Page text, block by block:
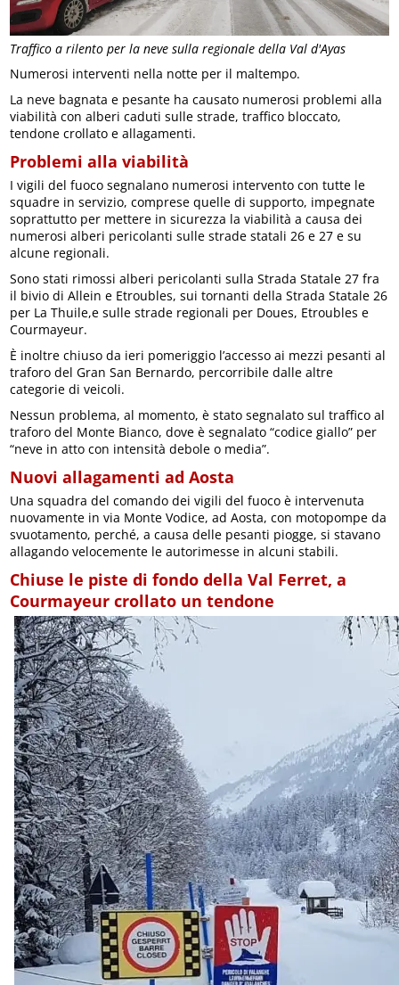
Traffico a rilento per la neve sulla regionale della Val d'Ayas
Numerosi interventi nella notte per il maltempo.
La neve bagnata e pesante ha causato numerosi problemi alla
viabilità con alberi caduti sulle strade, traffico bloccato,
tendone crollato e allagamenti.
Problemi alla viabilità
I vigili del fuoco segnalano numerosi intervento con tutte le
squadre in servizio, comprese quelle di supporto, impegnate
soprattutto per mettere in sicurezza la viabilità a causa dei
numerosi alberi pericolanti sulle strade statali 26 e 27 e su
alcune regionali.
Sono stati rimossi alberi pericolanti sulla Strada Statale 27 fra
il bivio di Allein e Etroubles, sui tornanti della Strada Statale 26
per La Thuile,e sulle strade regionali per Doues, Etroubles e
Courmayeur.
È inoltre chiuso da ieri pomeriggio l’accesso ai mezzi pesanti al
traforo del Gran San Bernardo, percorribile dalle altre
categorie di veicoli.
Nessun problema, al momento, è stato segnalato sul traffico al
traforo del Monte Bianco, dove è segnalato “codice giallo” per
“neve in atto con intensità debole o media”.
Nuovi allagamenti ad Aosta
Una squadra del comando dei vigili del fuoco è intervenuta
nuovamente in via Monte Vodice, ad Aosta, con motopompe da
svuotamento, perché, a causa delle pesanti piogge, si stavano
allagando velocemente le autorimesse in alcuni stabili.
Chiuse le piste di fondo della Val Ferret, a
Courmayeur crollato un tendone